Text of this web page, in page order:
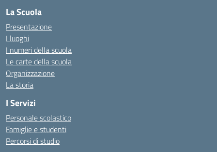
La Scuola
Presentazione
I luoghi
I numeri della scuola
Le carte della scuola
Organizzazione
La storia
I Servizi
Personale scolastico
Famiglie e studenti
Percorsi di studio